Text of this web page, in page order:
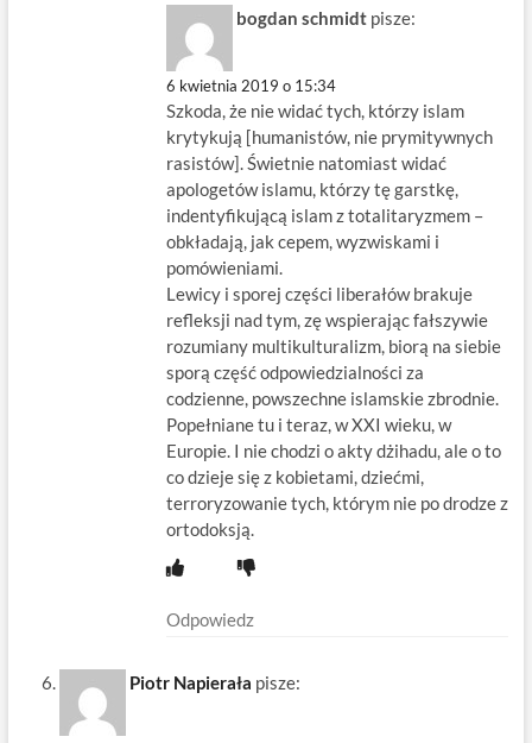
bogdan schmidt pisze:
6 kwietnia 2019 o 15:34
Szkoda, że nie widać tych, którzy islam
krytykują [humanistów, nie prymitywnych
rasistów]. Świetnie natomiast widać
apologetów islamu, którzy tę garstkę,
indentyfikującą islam z totalitaryzmem –
obkładają, jak cepem, wyzwiskami i
pomówieniami.
Lewicy i sporej części liberałów brakuje
refleksji nad tym, zę wspierając fałszywie
rozumiany multikulturalizm, biorą na siebie
sporą część odpowiedzialności za
codzienne, powszechne islamskie zbrodnie.
Popełniane tu i teraz, w XXI wieku, w
Europie. I nie chodzi o akty dżihadu, ale o to
co dzieje się z kobietami, dziećmi,
terroryzowanie tych, którym nie po drodze z
ortodoksją.
Odpowiedz
Piotr Napierała pisze: